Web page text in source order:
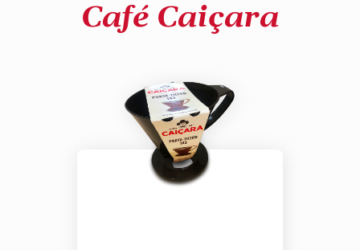
Café Caiçara